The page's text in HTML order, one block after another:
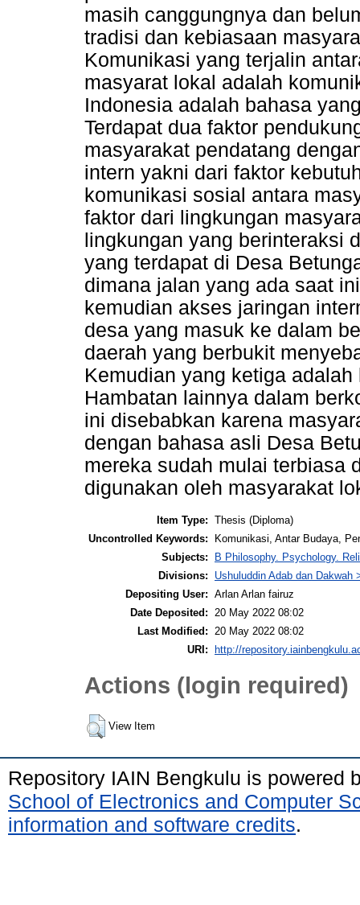
masih canggungnya dan
tradisi dan kebiasaan
Komunikasi yang terjalin
masyarat lokal adalah
Indonesia adalah bahasa
Terdapat dua faktor
masyarakat pendatang
intern yakni dari faktor
komunikasi sosial antara
faktor dari lingkungan
lingkungan yang berinteraksi
yang terdapat di Desa
dimana jalan yang ada saat
kemudian akses jaringan
desa yang masuk ke dalam
daerah yang berbukit
Kemudian yang ketiga
Hambatan lainnya dalam
ini disebabkan karena
dengan bahasa asli Desa
mereka sudah mulai terbiasa
digunakan oleh masyarakat
Item Type: Thesis (Diploma)
Uncontrolled Keywords:
Komunikasi, Antar Budaya,
Subjects:
B Philosophy. Psychology.
Divisions:
Ushuluddin Adab dan
Depositing User: Arlan Arlan fairuz
Date Deposited:
20 May 2022 08:02
Last Modified:
20 May 2022 08:02
URI:
http://
Actions (login required)
View Item
Repository IAIN Bengkulu is powered
School of Electronics and Computer
information and software credits.